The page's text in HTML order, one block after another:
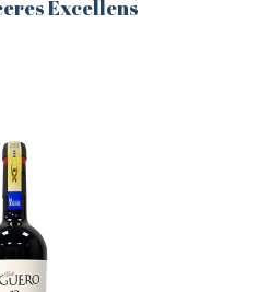
Excellens
variantes.
Las
opciones
se
pueden
elegir
en
la
página